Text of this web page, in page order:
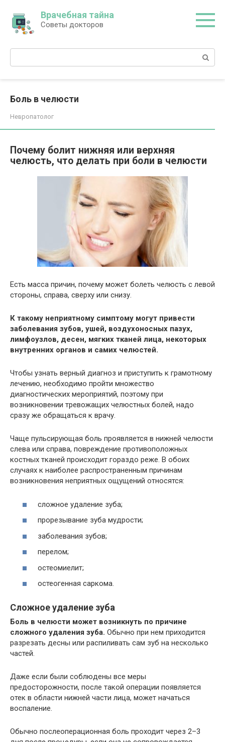
контенту
Врачебная тайна
Советы докторов
Поиск:
Боль в челюсти
Невропатолог
Почему болит нижняя или верхняя
челюсть, что делать при боли в челюсти
Есть масса причин, почему может болеть челюсть с левой
стороны, справа, сверху или снизу.
К такому неприятному симптому могут привести
заболевания зубов, ушей, воздухоносных пазух,
лимфоузлов, десен, мягких тканей лица, некоторых
внутренних органов и самих челюстей.
Чтобы узнать верный диагноз и приступить к грамотному
лечению, необходимо пройти множество
диагностических мероприятий, поэтому при
возникновении тревожащих челюстных болей, надо
сразу же обращаться к врачу.
Чаще пульсирующая боль проявляется в нижней челюсти
слева или справа, повреждение противоположных
костных тканей происходит гораздо реже. В обоих
случаях к наиболее распространенным причинам
возникновения неприятных ощущений относятся:
сложное удаление зуба;
прорезывание зуба мудрости;
заболевания зубов;
перелом;
остеомиелит;
остеогенная саркома.
Сложное удаление зуба
Боль в челюсти может возникнуть по причине
сложного удаления зуба. Обычно при нем приходится
разрезать десны или распиливать сам зуб на несколько
частей.
Даже если были соблюдены все меры
предосторожности, после такой операции появляется
отек в области нижней части лица, может начаться
воспаление.
Обычно послеоперационная боль проходит через 2–3